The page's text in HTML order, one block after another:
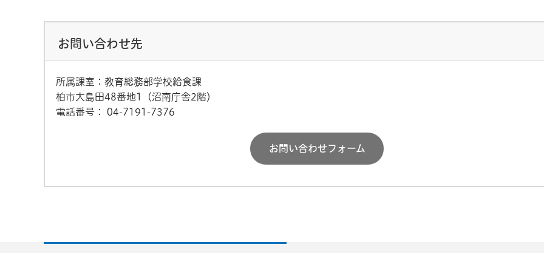
お問い合わせ先
所属課室：教育総務部学校給食課
柏市大島田48番地1（沼南庁舎2階）
電話番号：
04-7191-7376
お問い合わせフォーム